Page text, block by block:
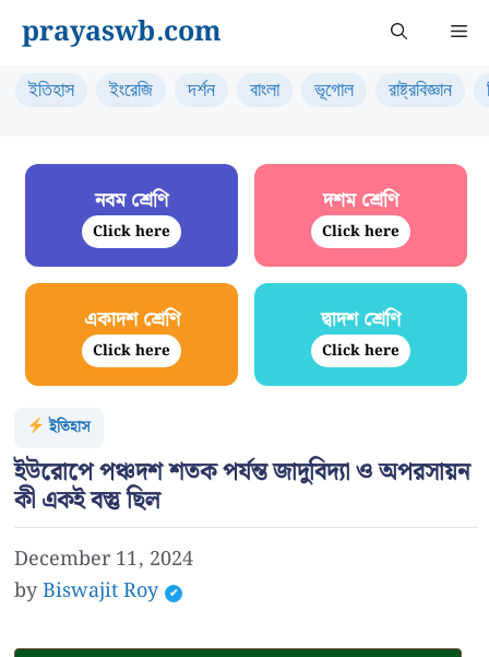
content
prayaswb.com
ইতিহাস ইংরেজি দর্শন বাংলা ভূগোল রাষ্ট্রবিজ্ঞান
নবম শ্রেণি
Click here
দশম শ্রেণি
Click here
একাদশ শ্রেণি
Click here
দ্বাদশ শ্রেণি
Click here
ইতিহাস
ইউরোপে পঞ্চদশ শতক পর্যন্ত জাদুবিদ্যা ও অপরসায়ন
কী একই বস্তু ছিল
December 11, 2024
byBiswajit Roy